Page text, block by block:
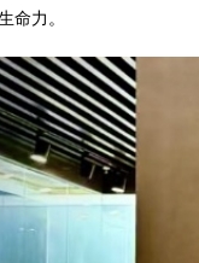
命力。